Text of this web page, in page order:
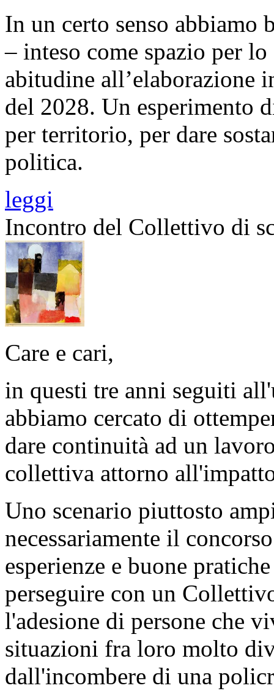
In un certo senso
– inteso come spazio per
abitudine all’elaborazione
del 2028. Un esperimento
per territorio, per dare
politica.
leggi
Incontro del Collettivo di
Care e cari,
in questi tre anni seguiti
abbiamo cercato di
dare continuità ad un
collettiva attorno
Uno scenario piuttosto
necessariamente il
esperienze e buone
perseguire con un
l'adesione di persone che
situazioni fra loro molto
dall'incombere di una